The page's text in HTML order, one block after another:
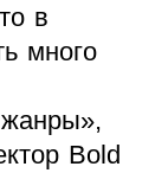
в
много
жанры»,
Bold